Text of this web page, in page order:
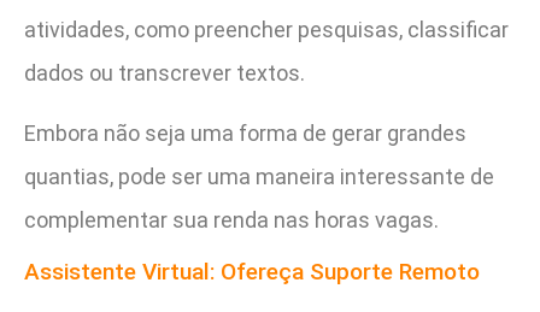
atividades, como preencher pesquisas, classificar
dados ou transcrever textos.
Embora não seja uma forma de gerar grandes
quantias, pode ser uma maneira interessante de
complementar sua renda nas horas vagas.
Assistente Virtual: Ofereça Suporte Remoto